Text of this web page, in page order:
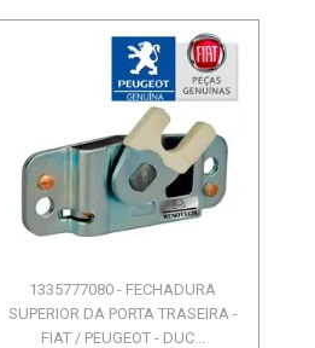
1335777080 - FECHADURA
SUPERIOR DA PORTA TRASEIRA -
FIAT / PEUGEOT - DUC...